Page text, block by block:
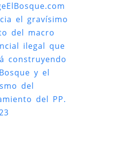
el gravísimo
del macro
ilegal que
construyendo
y el
del
del PP.